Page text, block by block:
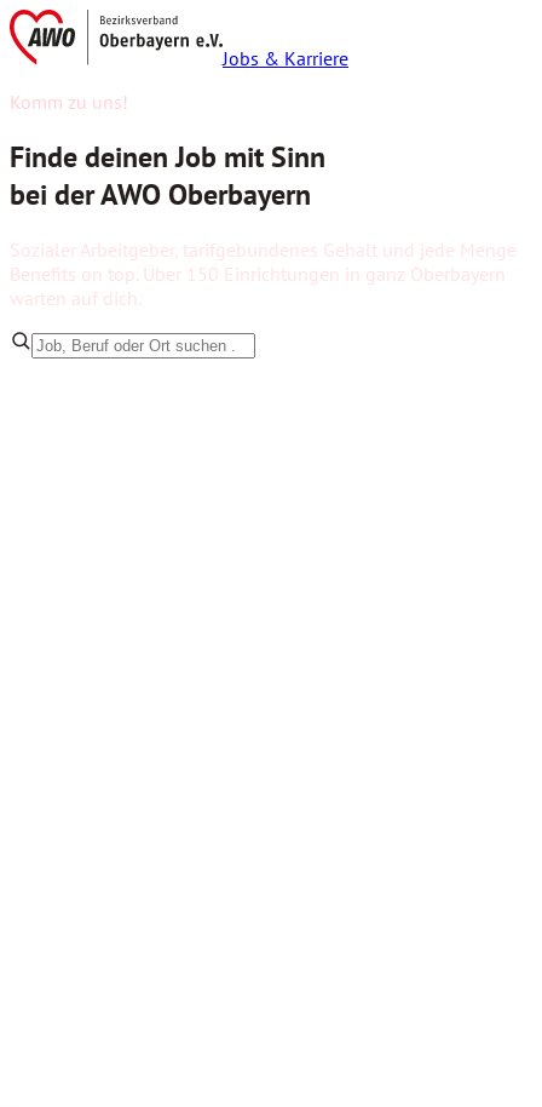
Jobs & Karriere
Komm zu uns!
Finde deinen Job mit Sinn
bei der AWO Oberbayern
Sozialer Arbeitgeber, tarifgebundenes Gehalt und jede Menge
Benefits on top. Über 150 Einrichtungen in ganz Oberbayern
warten auf dich.